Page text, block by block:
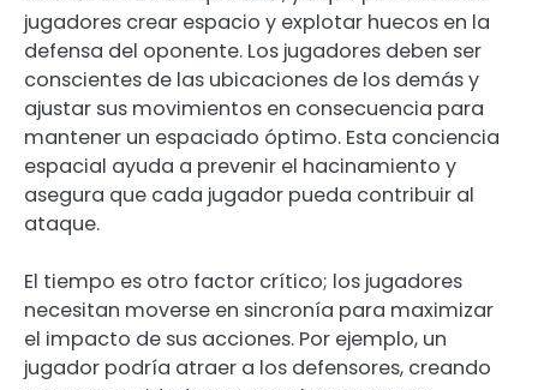
jugadores crear espacio y explotar huecos en la
defensa del oponente. Los jugadores deben ser
conscientes de las ubicaciones de los demás y
ajustar sus movimientos en consecuencia para
mantener un espaciado óptimo. Esta conciencia
espacial ayuda a prevenir el hacinamiento y
asegura que cada jugador pueda contribuir al
ataque.
El tiempo es otro factor crítico; los jugadores
necesitan moverse en sincronía para maximizar
el impacto de sus acciones. Por ejemplo, un
jugador podría atraer a los defensores, creando